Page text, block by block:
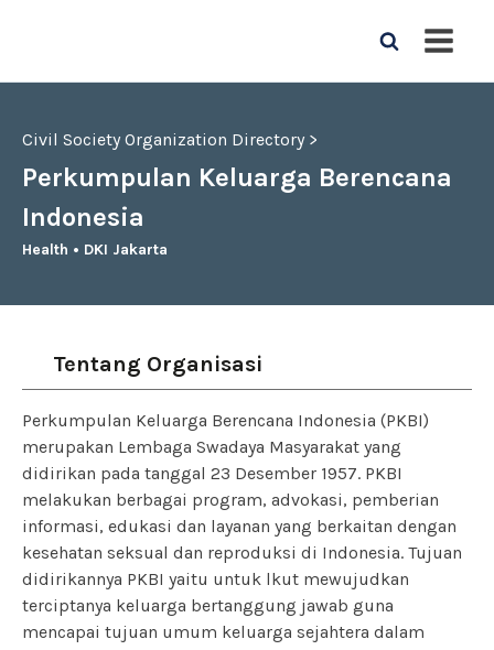
Civil Society Organization Directory >
Perkumpulan Keluarga Berencana
Indonesia
Health • DKI Jakarta
Tentang Organisasi
Perkumpulan Keluarga Berencana Indonesia (PKBI)
merupakan Lembaga Swadaya Masyarakat yang
didirikan pada tanggal 23 Desember 1957. PKBI
melakukan berbagai program, advokasi, pemberian
informasi, edukasi dan layanan yang berkaitan dengan
kesehatan seksual dan reproduksi di Indonesia. Tujuan
didirikannya PKBI yaitu untuk lkut mewujudkan
terciptanya keluarga bertanggung jawab guna
mencapai tujuan umum keluarga sejahtera dalam